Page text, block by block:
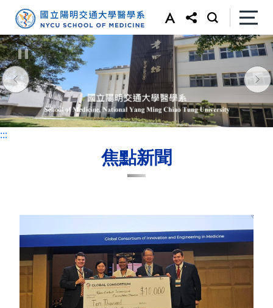
:::
:::
焦點新聞